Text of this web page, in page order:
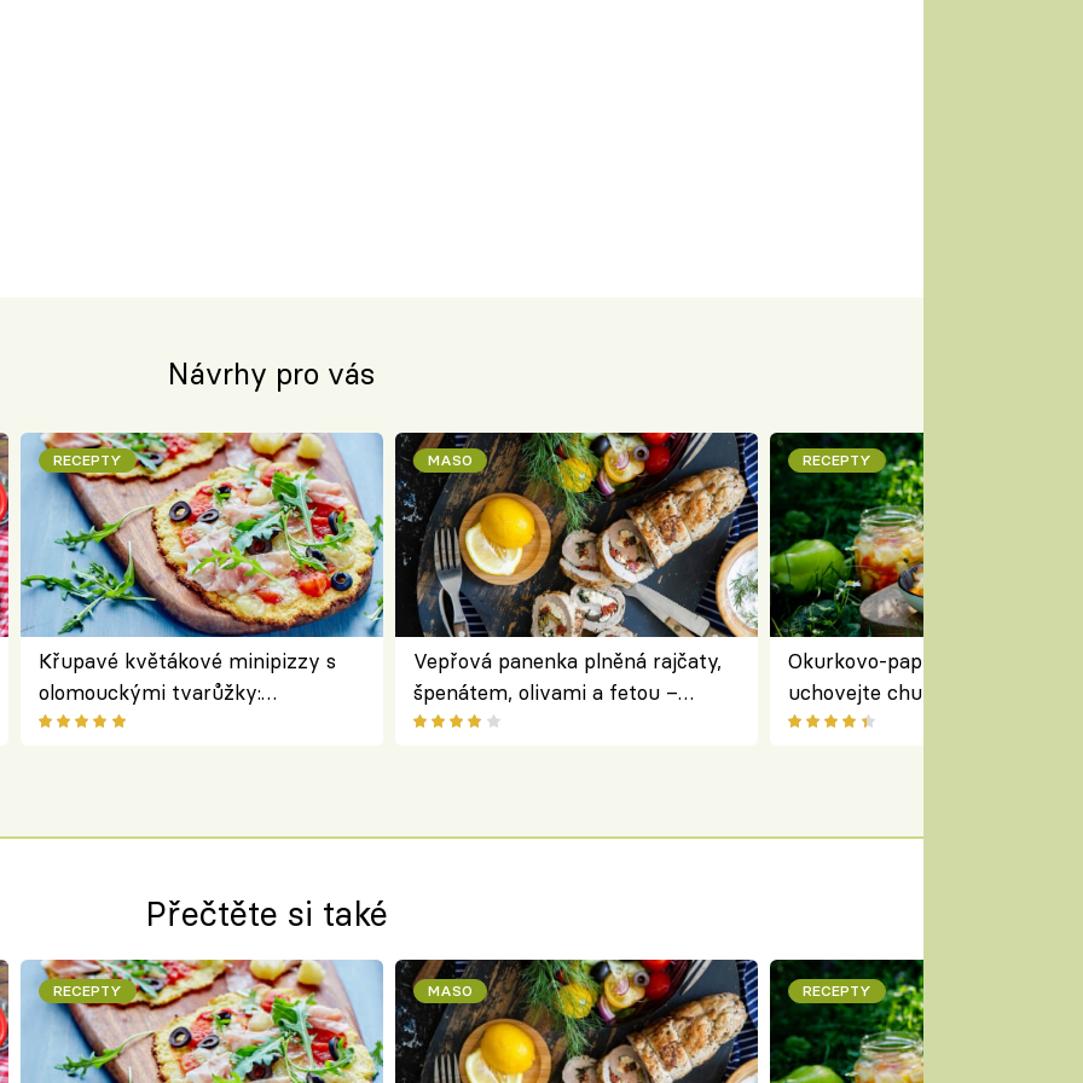
Návrhy pro vás
RECEPTY
Křupavé květákové minipizzy s
olomouckými tvarůžky:
bezlepkový oběd s typicky
MASO
Vepřová panenka plněná rajčaty,
špenátem, olivami a fetou –
perfektní středomořský recept na
RECEPTY
Okurkovo-papriková čalamáda
uchovejte chuť letní zeleniny
zimu
Přečtěte si také
RECEPTY MASO RECEPTY